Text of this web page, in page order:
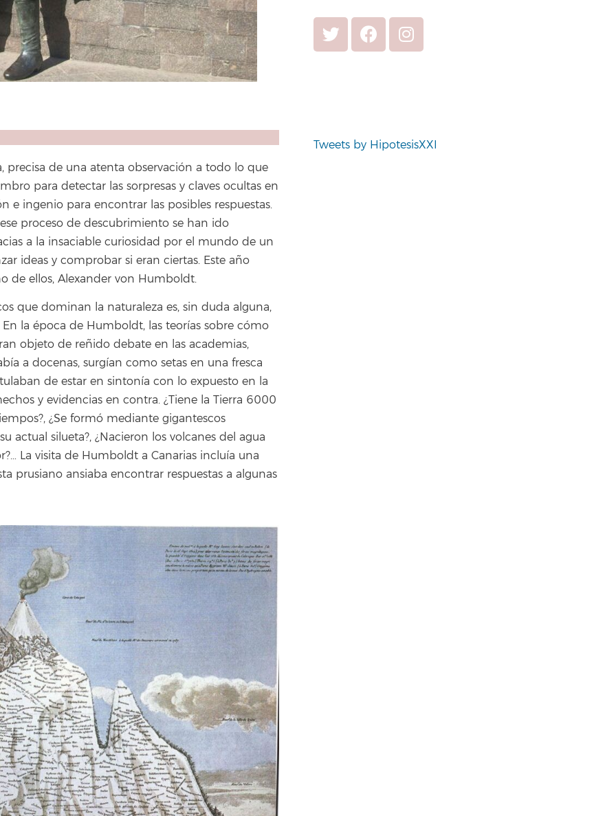
de una atenta observación a todo lo que
para detectar las sorpresas y claves ocultas en
e ingenio para encontrar las posibles respuestas.
proceso de descubrimiento se han ido
a la insaciable curiosidad por el mundo de un
ideas y comprobar si eran ciertas. Este año
de ellos, Alexander von Humboldt.
que dominan la naturaleza es, sin duda alguna,
la época de Humboldt, las teorías sobre cómo
objeto de reñido debate en las academias,
a docenas, surgían como setas en una fresca
de estar en sintonía con lo expuesto en la
y evidencias en contra. ¿Tiene la Tierra 6000
¿Se formó mediante gigantescos
actual silueta?, ¿Nacieron los volcanes del agua
La visita de Humboldt a Canarias incluía una
prusiano ansiaba encontrar respuestas a algunas
Tweets by HipotesisXXI